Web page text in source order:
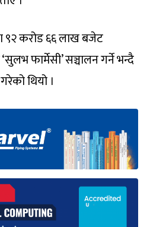
९२ करोड ६६ लाख बजेट
फार्मेसी’ सञ्चालन गर्ने भन्दै
थियो ।